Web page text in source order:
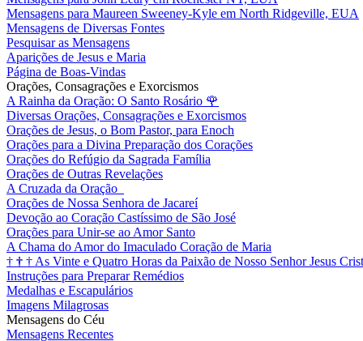
Mensagens para Maureen Sweeney-Kyle em North Ridgeville, EUA
Mensagens de Diversas Fontes
Pesquisar as Mensagens
Aparições de Jesus e Maria
Página de Boas-Vindas
Orações, Consagrações e Exorcismos
A Rainha da Oração: O Santo Rosário 🌹
Diversas Orações, Consagrações e Exorcismos
Orações de Jesus, o Bom Pastor, para Enoch
Orações para a Divina Preparação dos Corações
Orações do Refúgio da Sagrada Família
Orações de Outras Revelações
A Cruzada da Oração
Orações de Nossa Senhora de Jacareí
Devoção ao Coração Castíssimo de São José
Orações para Unir-se ao Amor Santo
A Chama do Amor do Imaculado Coração de Maria
† † † As Vinte e Quatro Horas da Paixão de Nosso Senhor Jesus
Instruções para Preparar Remédios
Medalhas e Escapulários
Imagens Milagrosas
Mensagens do Céu
Mensagens Recentes